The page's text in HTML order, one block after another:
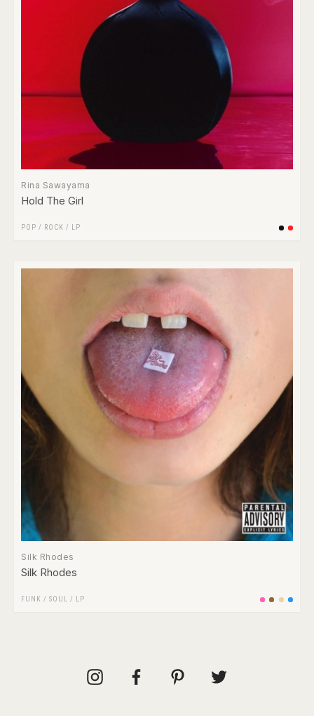
Rina Sawayama
Hold The Girl
POP / ROCK / LP
Silk Rhodes
Silk Rhodes
FUNK / SOUL / LP